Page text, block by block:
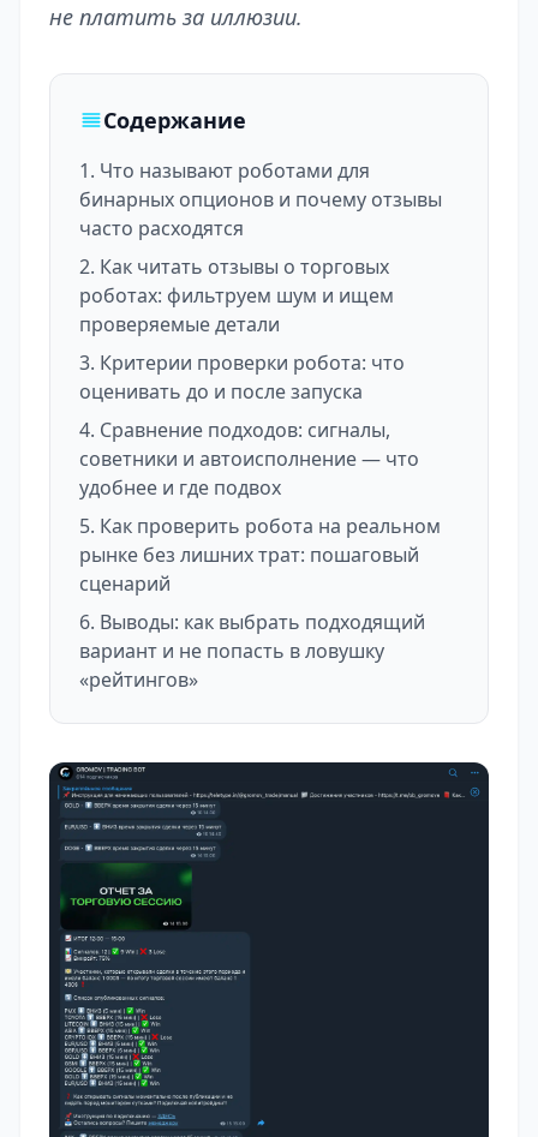
не платить за иллюзии.
Содержание
Что называют роботами для
бинарных опционов и почему отзывы
часто расходятся
Как читать отзывы о торговых
роботах: фильтруем шум и ищем
проверяемые детали
Критерии проверки робота: что
оценивать до и после запуска
Сравнение подходов: сигналы,
советники и автоисполнение — что
удобнее и где подвох
Как проверить робота на реальном
рынке без лишних трат: пошаговый
сценарий
Выводы: как выбрать подходящий
вариант и не попасть в ловушку
«рейтингов»